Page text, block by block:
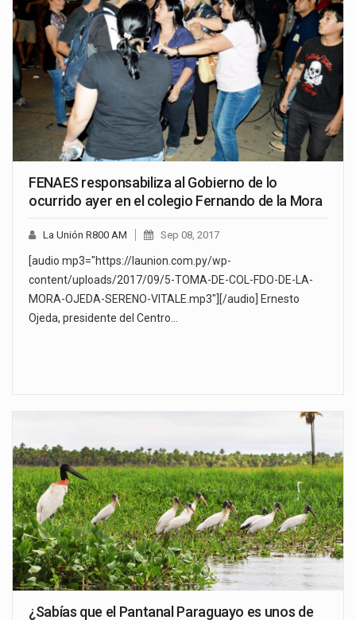
FENAES responsabiliza al Gobierno de lo
ocurrido ayer en el colegio Fernando de la Mora
La Unión R800 AM Sep 08, 2017
[audio mp3="https://launion.com.py/wp-
content/uploads/2017/09/5-TOMA-DE-COL-FDO-DE-LA-
MORA-OJEDA-SERENO-VITALE.mp3"][/audio] Ernesto
Ojeda, presidente del Centro…
¿Sabías que el Pantanal Paraguayo es unos de